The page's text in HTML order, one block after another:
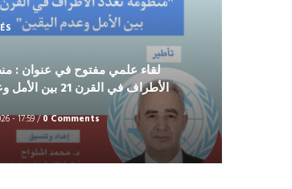
لقاء علمي مفتوح في عنوان :
الأطراف في القرن 21 بين الأمل وعدم اليقين
- 17:59/0 Comments